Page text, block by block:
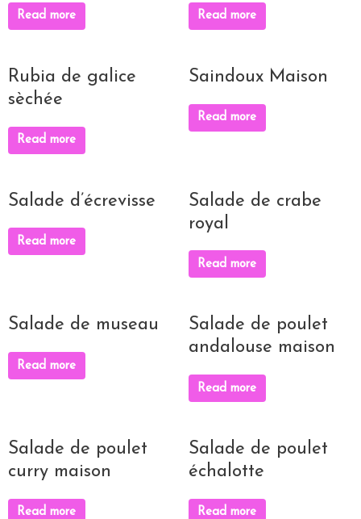
Read more Read more
Rubia de galice
sèchée
Read more
Saindoux Maison
Read more
Salade d’écrevisse
Read more
Salade de crabe
royal
Read more
Salade de museau
Read more
Salade de poulet
andalouse maison
Read more
Salade de poulet
curry maison
Read more
Salade de poulet
échalotte
Read more